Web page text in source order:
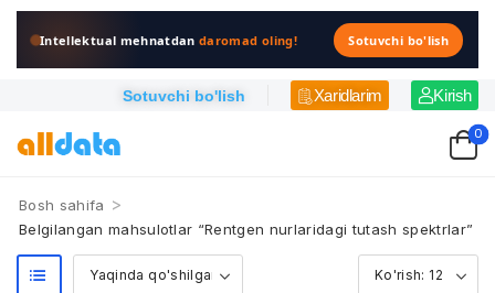
Intellektual mehnatdandaromad oling! Sotuvchi bo'lish
Sotuvchi bo'lish Xaridlarim Kirish
0
Bosh sahifa >
Belgilangan mahsulotlar “Rentgen nurlaridagi tutash spektrlar”